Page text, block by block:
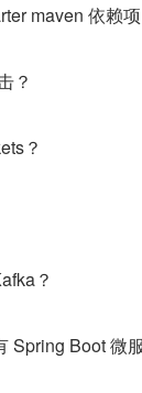
maven 依赖项
？
？
？
Spring Boot 微